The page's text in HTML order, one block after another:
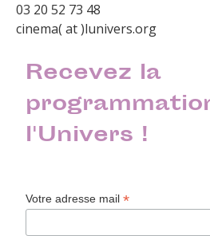
03 20 52 73 48
cinema( at )lunivers.org
Recevez la
l'Univers !
Votre adresse mail*